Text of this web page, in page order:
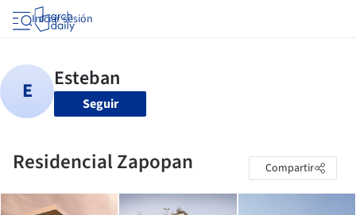
Iniciar sesión
Seguir
Residencial Zapopan Compartir